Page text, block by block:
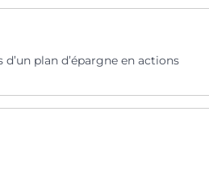
plan d’épargne en actions